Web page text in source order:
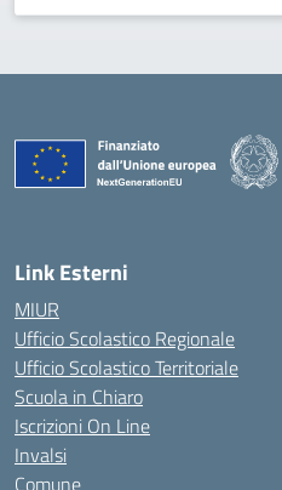
Link Esterni
MIUR
Ufficio Scolastico Regionale
Ufficio Scolastico Territoriale
Scuola in Chiaro
Iscrizioni On Line
Invalsi
Comune